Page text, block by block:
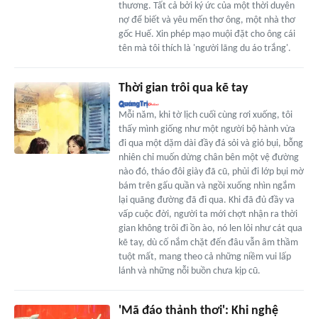
thương. Tất cả bởi ký ức của một thời duyên
nợ để biết và yêu mến thơ ông, một nhà thơ
gốc Huế. Xin phép mạo muội đặt cho ông cái
tên mà tôi thích là 'người lãng du áo trắng'.
Thời gian trôi qua kẽ tay
Mỗi năm, khi tờ lịch cuối cùng rơi xuống, tôi
thấy mình giống như một người bộ hành vừa
đi qua một dặm dài đầy đá sỏi và gió bụi, bỗng
nhiên chỉ muốn dừng chân bên một vệ đường
nào đó, tháo đôi giày đã cũ, phủi đi lớp bụi mờ
bám trên gấu quần và ngồi xuống nhìn ngắm
lại quãng đường đã đi qua. Khi đã đủ đầy va
vấp cuộc đời, người ta mới chợt nhận ra thời
gian không trôi đi ồn ào, nó len lỏi như cát qua
kẽ tay, dù cố nắm chặt đến đâu vẫn âm thầm
tuột mất, mang theo cả những niềm vui lấp
lánh và những nỗi buồn chưa kịp cũ.
'Mã đáo thảnh thơi': Khi nghệ